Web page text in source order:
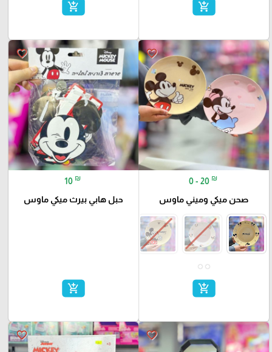
add_shopping_cart
add_shopping_cart
favorite_border
0 - 20 ₪
صحن ميكي وميني ماوس
add_shopping_cart
favorite_border
10 ₪
حبل هابي بيرث ميكي ماوس
add_shopping_cart
favorite_border
favorite_border